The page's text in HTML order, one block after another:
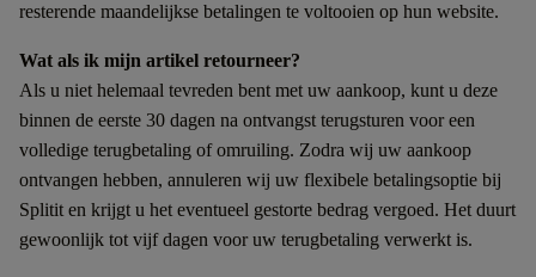
resterende maandelijkse betalingen te voltooien op hun website.
Wat als ik mijn artikel retourneer?
Als u niet helemaal tevreden bent met uw aankoop, kunt u deze
binnen de eerste 30 dagen na ontvangst terugsturen voor een
volledige terugbetaling of omruiling. Zodra wij uw aankoop
ontvangen hebben, annuleren wij uw flexibele betalingsoptie bij
Splitit en krijgt u het eventueel gestorte bedrag vergoed. Het duurt
gewoonlijk tot vijf dagen voor uw terugbetaling verwerkt is.